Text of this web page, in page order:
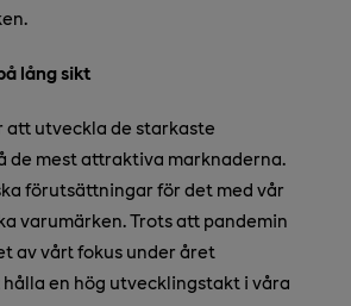
lång sikt
att utveckla de starkaste
de mest attraktiva marknaderna.
förutsättningar för det med vår
varumärken. Trots att pandemin
av vårt fokus under året
en hög utvecklingstakt i våra